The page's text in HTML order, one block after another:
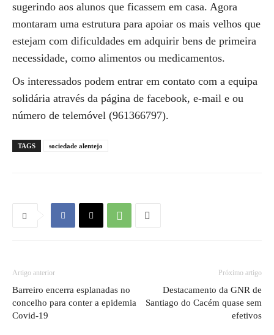
sugerindo aos alunos que ficassem em casa. Agora
montaram uma estrutura para apoiar os mais velhos que
estejam com dificuldades em adquirir bens de primeira
necessidade, como alimentos ou medicamentos.
Os interessados podem entrar em contato com a equipa
solidária através da página de facebook, e-mail e ou
número de telemóvel (961366797).
TAGS sociedade alentejo
Artigo anterior
Barreiro encerra esplanadas no
concelho para conter a epidemia
Covid-19
Próximo artigo
Destacamento da GNR de
Santiago do Cacém quase sem
efetivos